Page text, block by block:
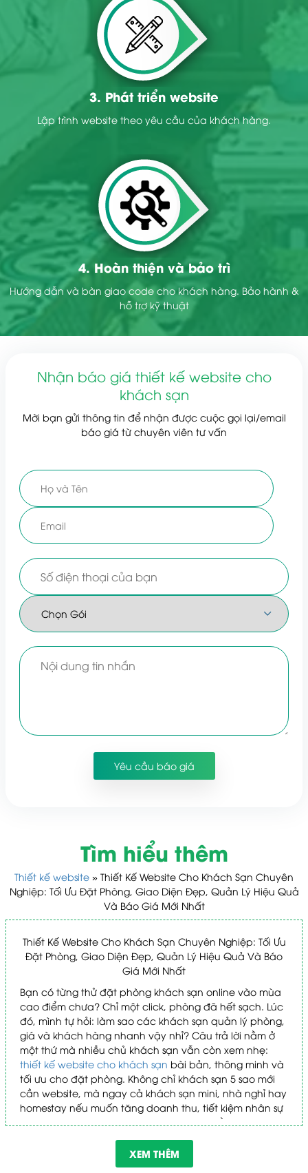
3. Phát triển website
Lập trình website theo yêu cầu của khách hàng.
4. Hoàn thiện và bảo trì
Hướng dẫn và bàn giao code cho khách hàng. Bảo hành &
hỗ trợ kỹ thuật
Nhận báo giá thiết kế website cho
khách sạn
Mời bạn gửi thông tin để nhận được cuộc gọi lại/email
báo giá từ chuyên viên tư vấn
Tìm hiểu thêm
Thiết kế website » Thiết Kế Website Cho Khách Sạn Chuyên
Nghiệp: Tối Ưu Đặt Phòng, Giao Diện Đẹp, Quản Lý Hiệu Quả
Và Báo Giá Mới Nhất
Thiết Kế Website Cho Khách Sạn Chuyên Nghiệp: Tối Ưu
Đặt Phòng, Giao Diện Đẹp, Quản Lý Hiệu Quả Và Báo
Giá Mới Nhất
Bạn có từng thử đặt phòng khách sạn online vào mùa
cao điểm chưa? Chỉ một click, phòng đã hết sạch. Lúc
đó, mình tự hỏi: làm sao các khách sạn quản lý phòng,
giá và khách hàng nhanh vậy nhỉ? Câu trả lời nằm ở
một thứ mà nhiều chủ khách sạn vẫn còn xem nhẹ:
thiết kế website cho khách sạn bài bản, thông minh và
tối ưu cho đặt phòng. Không chỉ khách sạn 5 sao mới
cần website, mà ngay cả khách sạn mini, nhà nghỉ hay
homestay nếu muốn tăng doanh thu, tiết kiệm nhân sự
và chuyên nghiệp hóa dịch vụ, thì việc đầu tư cho
Bài viết này sẽ chia sẻ thẳng thắn các kinh nghiệm
thực tế, góc nhìn chuyên sâu, cũng như các xu hướng
XEM THÊM